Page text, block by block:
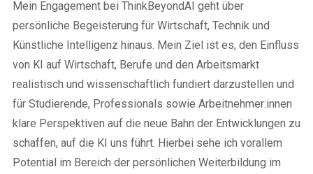
Mein Engagement bei ThinkBeyondAI geht über
persönliche Begeisterung für Wirtschaft, Technik und
Künstliche Intelligenz hinaus. Mein Ziel ist es, den Einfluss
von KI auf Wirtschaft, Berufe und den Arbeitsmarkt
realistisch und wissenschaftlich fundiert darzustellen und
für Studierende, Professionals sowie Arbeitnehmer:innen
klare Perspektiven auf die neue Bahn der Entwicklungen zu
schaffen, auf die KI uns führt. Hierbei sehe ich vorallem
Potential im Bereich der persönlichen Weiterbildung im